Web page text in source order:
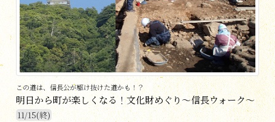
この道は、信長公が駆け抜けた道かも！？
明日から町が楽しくなる！文化財めぐり～信長ウォーク～
11/15(終)